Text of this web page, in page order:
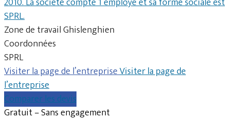
SPRL.
Zone de travail Ghislenghien
Coordonnées
SPRL
Visiter la page de l’entrepriseVisiter la page de
l’entreprise
Comparer les devis
Gratuit – Sans engagement